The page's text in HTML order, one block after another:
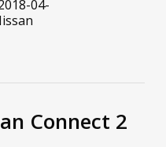
04-
Connect 2